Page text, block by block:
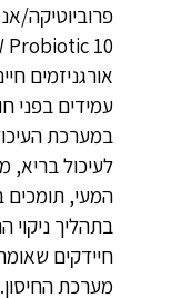
פרוביוטיקה/
אורגניזמים
עמידים בפני
במערכת
לעיכול בריא,
המעי, תומכים
חיידקים
מערכת החיסון.